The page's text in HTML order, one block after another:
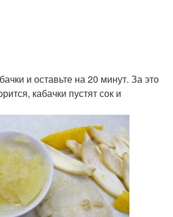
и оставьте на 20 минут. За это
кабачки пустят сок и